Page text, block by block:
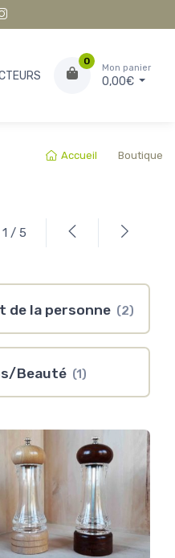
0
Mon panier
0,00€
Accueil Boutique
/ 5
de la personne (2)
Beauté (1)